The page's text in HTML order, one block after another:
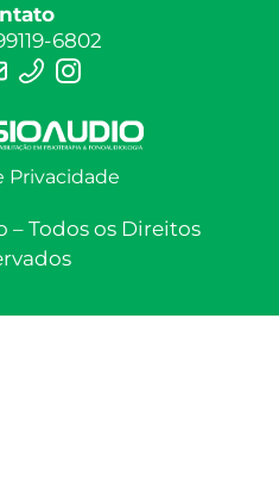
Privacidade
6802
– Todos os Direitos